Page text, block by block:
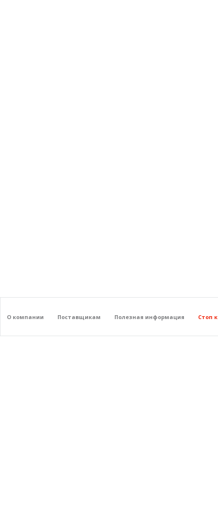
О компании Поставщикам Полезная информация Стоп